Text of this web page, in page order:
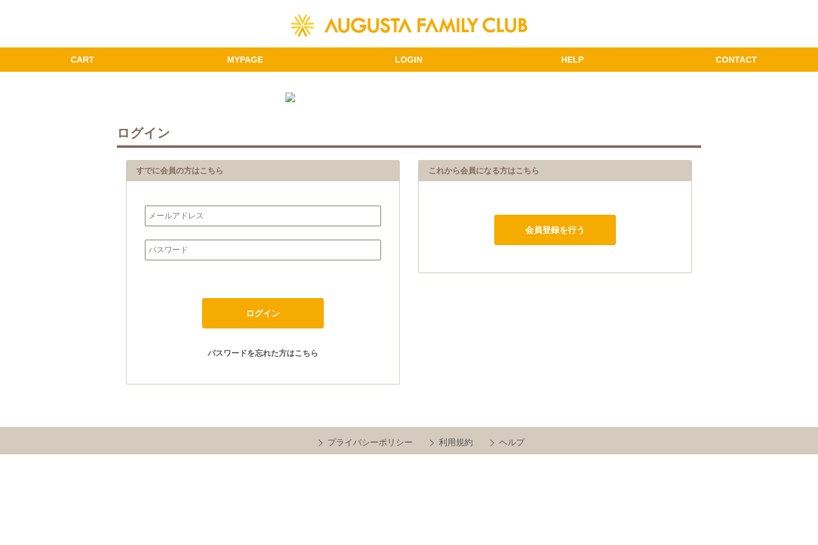
ログイン
すでに会員の方はこちら
パスワードを忘れた方はこちら
これから会員になる方はこちら